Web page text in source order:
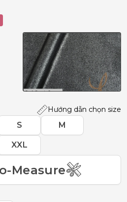
Hướng dẫn chọn size
S M
XXL
Measure